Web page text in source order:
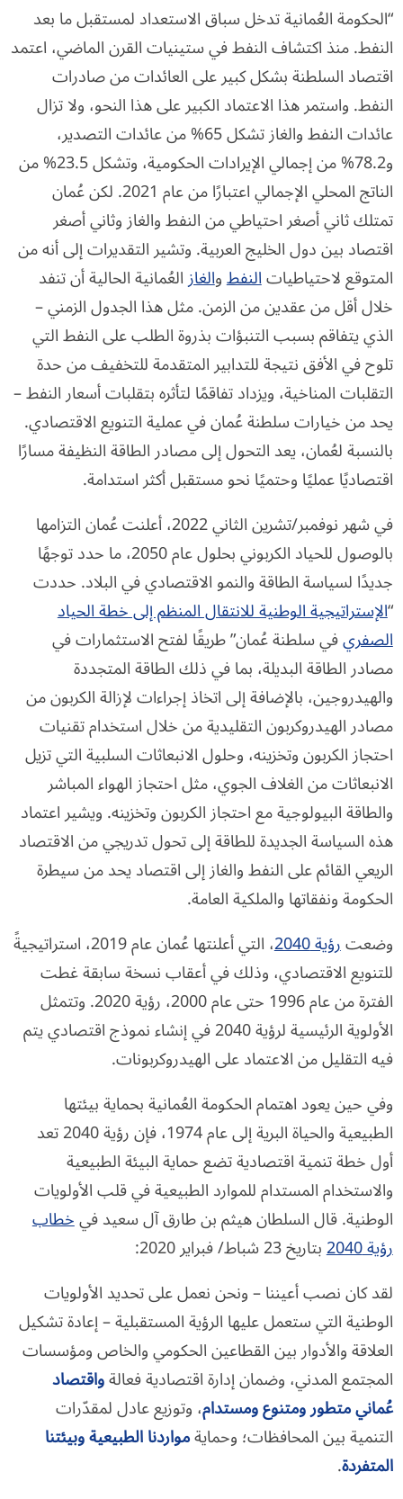
“الحكومة العُمانية تدخل سباق الاستعداد لمستقبل ما بعد
النفط. منذ اكتشاف النفط في ستينيات القرن الماضي، اعتمد
اقتصاد السلطنة بشكل كبير على العائدات من صادرات
النفط. واستمر هذا الاعتماد الكبير على هذا النحو، ولا تزال
عائدات النفط والغاز تشكل 65% من عائدات التصدير،
و78.2% من إجمالي الإيرادات الحكومية، وتشكل 23.5% من
الناتج المحلي الإجمالي اعتبارًا من عام 2021. لكن عُمان
تمتلك ثاني أصغر احتياطي من النفط والغاز وثاني أصغر
اقتصاد بين دول الخليج العربية. وتشير التقديرات إلى أنه من
المتوقع لاحتياطياتالنفطوالغازالعُمانية الحالية أن تنفد
خلال أقل من عقدين من الزمن. مثل هذا الجدول الزمني –
الذي يتفاقم بسبب التنبؤات بذروة الطلب على النفط التي
تلوح في الأفق نتيجة للتدابير المتقدمة للتخفيف من حدة
التقلبات المناخية، ويزداد تفاقمًا لتأثره بتقلبات أسعار النفط –
يحد من خيارات سلطنة عُمان في عملية التنويع الاقتصادي.
بالنسبة لعُمان، يعد التحول إلى مصادر الطاقة النظيفة مسارًا
اقتصاديًا عمليًا وحتميًا نحو مستقبل أكثر استدامة.
في شهر نوفمبر/تشرين الثاني 2022، أعلنت عُمان التزامها
بالوصول للحياد الكربوني بحلول عام 2050، ما حدد توجهًا
جديدًا لسياسة الطاقة والنمو الاقتصادي في البلاد. حددت
“الإستراتيجية الوطنية للانتقال المنظم إلى خطة الحياد
الصفريفي سلطنة عُمان” طريقًا لفتح الاستثمارات في
مصادر الطاقة البديلة، بما في ذلك الطاقة المتجددة
والهيدروجين، بالإضافة إلى اتخاذ إجراءات لإزالة الكربون من
مصادر الهيدروكربون التقليدية من خلال استخدام تقنيات
احتجاز الكربون وتخزينه، وحلول الانبعاثات السلبية التي تزيل
الانبعاثات من الغلاف الجوي، مثل احتجاز الهواء المباشر
والطاقة البيولوجية مع احتجاز الكربون وتخزينه. ويشير اعتماد
هذه السياسة الجديدة للطاقة إلى تحول تدريجي من الاقتصاد
الريعي القائم على النفط والغاز إلى اقتصاد يحد من سيطرة
الحكومة ونفقاتها والملكية العامة.
وضعترؤية 2040
، التي أعلنتها عُمان عام 2019، استراتيجيةً
للتنويع الاقتصادي، وذلك في أعقاب نسخة سابقة غطت
الفترة من عام 1996 حتى عام 2000، رؤية 2020. وتتمثل
الأولوية الرئيسية لرؤية 2040 في إنشاء نموذج اقتصادي يتم
فيه التقليل من الاعتماد على الهيدروكربونات.
وفي حين يعود اهتمام الحكومة العُمانية بحماية بيئتها
الطبيعية والحياة البرية إلى عام 1974، فإن رؤية 2040 تعد
أول خطة تنمية اقتصادية تضع حماية البيئة الطبيعية
والاستخدام المستدام للموارد الطبيعية في قلب الأولويات
الوطنية. قال السلطان هيثم بن طارق آل سعيد فيخطاب
رؤية 2040
بتاريخ 23 شباط/ فبراير 2020:
لقد كان نصب أعيننا – ونحن نعمل على تحديد الأولويات
الوطنية التي ستعمل عليها الرؤية المستقبلية – إعادة تشكيل
العلاقة والأدوار بين القطاعين الحكومي والخاص ومؤسسات
المجتمع المدني، وضمان إدارة اقتصادية فعالةواقتصاد
عُماني متطور ومتنوع ومستدام، وتوزيع عادل لمقدّرات
التنمية بين المحافظات؛ وحمايةمواردنا الطبيعية وبيئتنا
المتفردة.